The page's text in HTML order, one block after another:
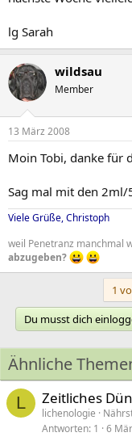
lg Sarah
wildsau
Member
13 März 2008
Moin Tobi, danke für
Sag mal mit den 2ml/
Viele Grüße, Christoph
weil Penetranz manchmal
abzugeben?
1
Du musst dich
Ähnliche
L Zeitliches
lichenologie
Antworten 1 6